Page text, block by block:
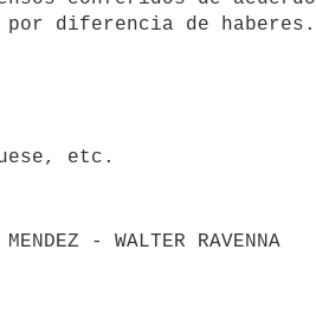
MENDEZ - WALTER RAVENNA